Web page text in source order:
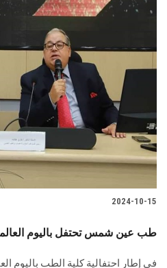
2024-10-15
طب عين شمس تحتفل باليوم
في إطار احتفالية كلية الطب باليوم